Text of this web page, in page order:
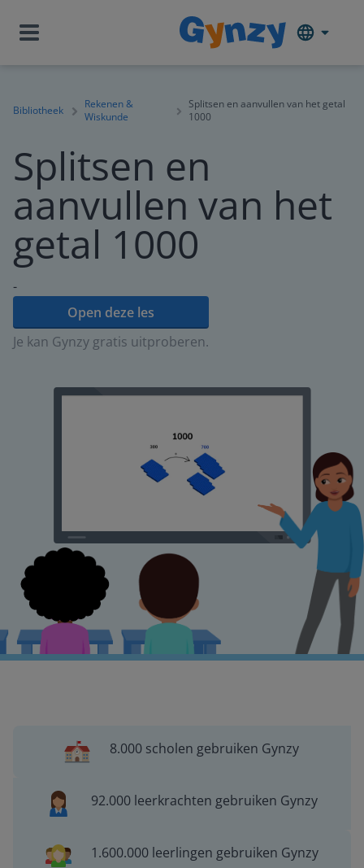
Bibliotheek
Rekenen &
Wiskunde
Splitsen en aanvullen van het getal
1000
Splitsen en
aanvullen van het
getal 1000
-
Open deze les
Je kan Gynzy gratis uitproberen.
8.000 scholen gebruiken Gynzy
92.000 leerkrachten gebruiken Gynzy
1.600.000 leerlingen gebruiken Gynzy